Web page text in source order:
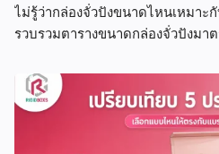
ไม่รู้ว่ากล่องจั่วปังขนาดไหนเหมา
รวบรวมตารางขนาดกล่องจั่วปังม